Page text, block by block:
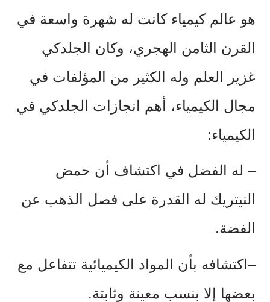
هو عالم كيمياء كانت له شهرة واسعة في
القرن الثامن الهجري، وكان الجلدكي
غزير العلم وله الكثير من المؤلفات في
مجال الكيمياء، أهم انجازات الجلدكي في
الكيمياء:
– له الفضل في اكتشاف أن حمض
النيتريك له القدرة على فصل الذهب عن
الفضة.
–اكتشافه بأن المواد الكيميائية تتفاعل مع
بعضها إلا بنسب معينة وثابتة.